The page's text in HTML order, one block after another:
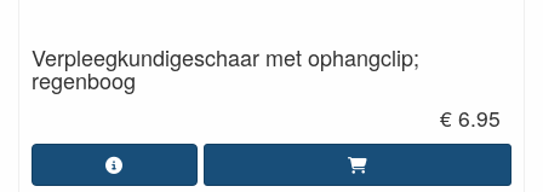
Verpleegkundigeschaar met ophangclip;
regenboog
€ 6.95